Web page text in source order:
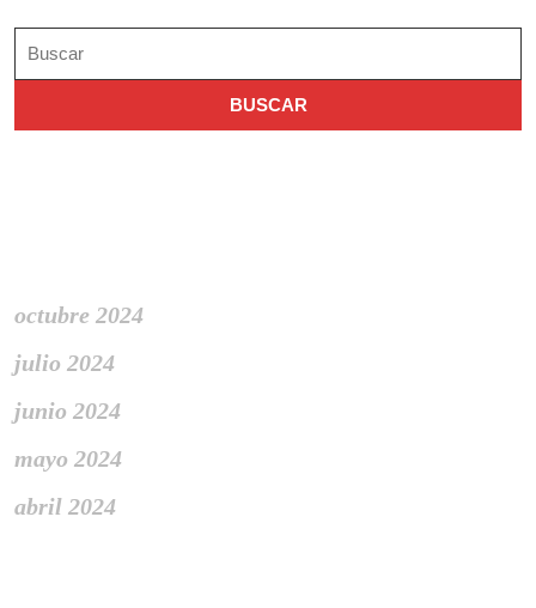
octubre 2024
julio 2024
junio 2024
mayo 2024
abril 2024